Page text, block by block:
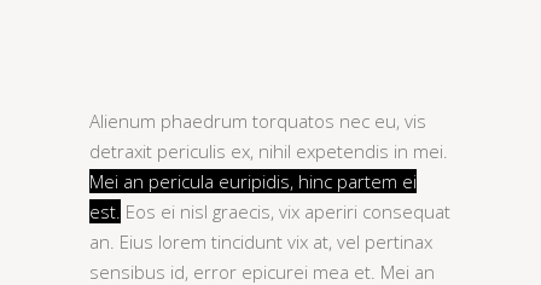
Alienum phaedrum torquatos nec eu, vis
detraxit periculis ex, nihil expetendis in mei.
Mei an pericula euripidis, hinc partem ei
est. Eos ei nisl graecis, vix aperiri consequat
an. Eius lorem tincidunt vix at, vel pertinax
sensibus id, error epicurei mea et. Mei an